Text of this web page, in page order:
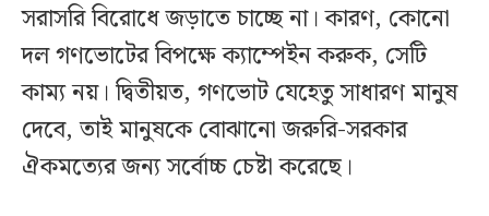
সরাসরি বিরোধে জড়াতে চাচ্ছে না। কারণ, কোনো
দল গণভোটের বিপক্ষে ক্যাম্পেইন করুক, সেটি
কাম্য নয়। দ্বিতীয়ত, গণভোট যেহেতু সাধারণ মানুষ
দেবে, তাই মানুষকে বোঝানো জরুরি-সরকার
ঐকমত্যের জন্য সর্বোচ্চ চেষ্টা করেছে।